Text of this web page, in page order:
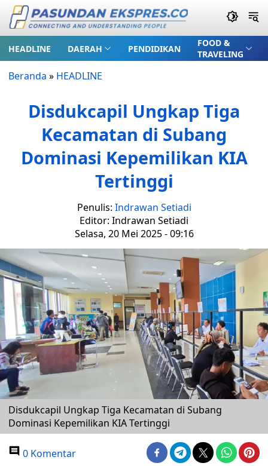
HEADLINE DAERAH PENDIDIKAN
FOOD &
TRAVELING
Beranda » HEADLINE
Disdukcapil Ungkap Tiga
Kecamatan di Subang
Dominasi Kepemilikan KIA
Tertinggi
Penulis: Indrawan Setiadi
Editor: Indrawan Setiadi
Selasa, 20 Mei 2025 - 09:16
Disdukcapil Ungkap Tiga Kecamatan di Subang
Dominasi Kepemilikan KIA Tertinggi
0 Komentar